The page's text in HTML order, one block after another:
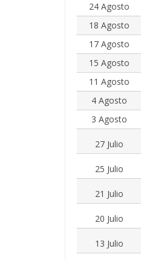
24 Agosto
18 Agosto
17 Agosto
15 Agosto
11 Agosto
4 Agosto
3 Agosto
27 Julio
25 Julio
21 Julio
20 Julio
13 Julio